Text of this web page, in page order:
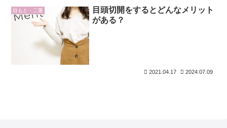
目もと・二重
目頭切開をするとどんなメリット
がある？
2021.04.17 2024.07.09